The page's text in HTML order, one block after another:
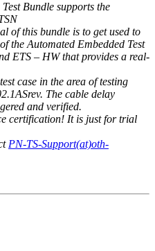
Bundle supports the
of this bundle is to get used to
the Automated Embedded Test
ETS – HW that provides a real-
case in the area of testing
The cable delay
and verified.
certification! It is just for trial
PN-TS-Support(at)oth-